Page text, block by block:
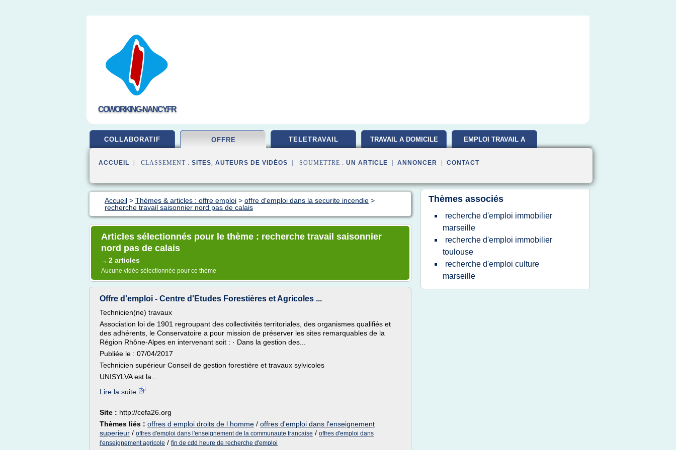
COWORKING-NANCY.FR
COLLABORATIF OFFRE TELETRAVAIL TRAVAIL A DOMICILE EMPLOI TRAVAIL A
ACCUEIL | CLASSEMENT : SITES, AUTEURS DE VIDÉOS | SOUMETTRE : UN ARTICLE ANNONCER CONTACT
Accueil > Thèmes & articles : offre emploi > offre d'emploi dans la securite incendie >
recherche travail saisonnier nord pas de calais
Articles sélectionnés pour le thème : recherche travail saisonnier
nord pas de calais
→ 2 articles
Aucune vidéo sélectionnée pour ce thème
Offre d'emploi - Centre d'Etudes Forestières et Agricoles ...
Technicien(ne) travaux
Association loi de 1901 regroupant des collectivités territoriales, des organismes qualifiés et
des adhérents, le Conservatoire a pour mission de préserver les sites remarquables de la
Région Rhône-Alpes en intervenant soit : · Dans la gestion des...
Publiée le : 07/04/2017
Technicien supérieur Conseil de gestion forestière et travaux sylvicoles
UNISYLVA est la...
Lire la suite
Site : http://cefa26.org
Thèmes liés : offres d emploi droits de l homme / offres d'emploi dans l'enseignement
superieur / offres d'emploi dans l'enseignement de la communaute francaise / offres d'emploi dans
l'enseignement agricole / fin de cdd heure de recherche d'emploi
Thèmes associés
recherche d'emploi immobilier
marseille
recherche d'emploi immobilier
toulouse
recherche d'emploi culture
marseille